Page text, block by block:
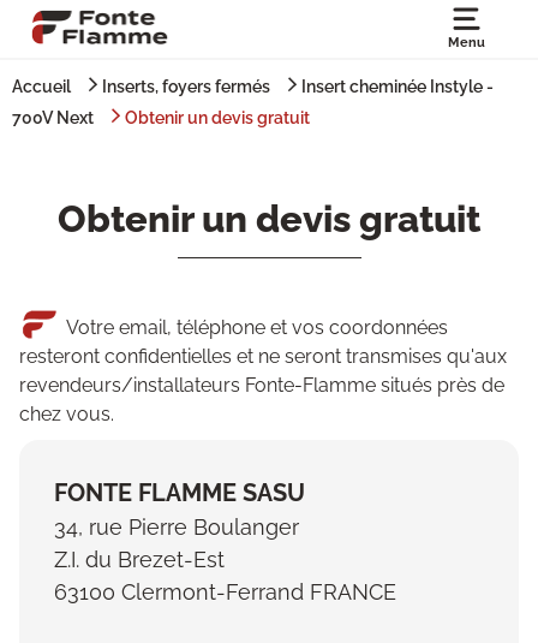
Menu
Accueil Inserts, foyers fermés
Insert cheminée Instyle -
700V Next
Obtenir un devis gratuit
Obtenir un devis gratuit
Votre email, téléphone et vos coordonnées
resteront confidentielles et ne seront transmises qu'aux
revendeurs/installateurs Fonte-Flamme situés près de
chez vous.
FONTE FLAMME SASU
34, rue Pierre Boulanger
Z.I. du Brezet-Est
63100 Clermont-Ferrand FRANCE